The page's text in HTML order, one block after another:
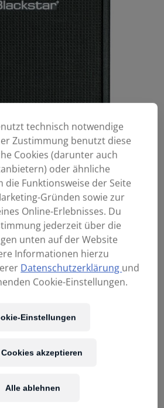
technisch notwendige
Zustimmung benutzt diese
Cookies (darunter auch
oder ähnliche
die Funktionsweise der Seite
Gründen sowie zur
Online-Erlebnisses. Du
jederzeit über die
unten auf der Website
Informationen hierzu
Datenschutzerklärung und
Cookie-Einstellungen.
Einstellungen
Alle ablehnen
akzeptieren